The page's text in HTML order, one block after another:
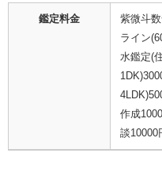
鑑定料金
紫微斗
ライン
水鑑定(
作成
談10000